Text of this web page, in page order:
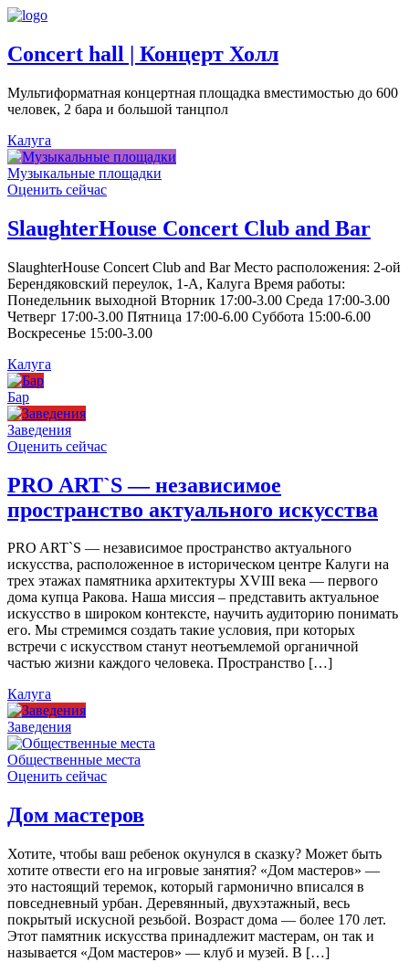
Concert hall | Концерт Холл
Мультиформатная концертная площадка вместимостью до 600
человек, 2 бара и большой танцпол
Калуга
Музыкальные площадки
Оценить сейчас
SlaughterHouse Concert Club and Bar
SlaughterHouse Concert Club and Bar Место расположения: 2-ой
Берендяковский переулок, 1-А, Калуга Время работы:
Понедельник выходной Вторник 17:00-3.00 Среда 17:00-3.00
Четверг 17:00-3.00 Пятница 17:00-6.00 Суббота 15:00-6.00
Воскресенье 15:00-3.00
Калуга
Бар
Заведения
Оценить сейчас
PRO ART`S — независимое
пространство актуального искусства
PRO ART`S — независимое пространство актуального
искусства, расположенное в историческом центре Калуги на
трех этажах памятника архитектуры XVIII века — первого
дома купца Ракова. Наша миссия – представить актуальное
искусство в широком контексте, научить аудиторию понимать
его. Мы стремимся создать такие условия, при которых
встречи с искусством станут неотъемлемой органичной
частью жизни каждого человека. Пространство […]
Калуга
Заведения
Общественные места
Оценить сейчас
Дом мастеров
Хотите, чтобы ваш ребенок окунулся в сказку? Может быть
хотите отвести его на игровые занятия? «Дом мастеров» —
это настоящий теремок, который гармонично вписался в
повседневный урбан. Деревянный, двухэтажный, весь
покрытый искусной резьбой. Возраст дома — более 170 лет.
Этот памятник искусства принадлежит мастерам, он так и
называется «Дом мастеров» — клуб и музей. В […]